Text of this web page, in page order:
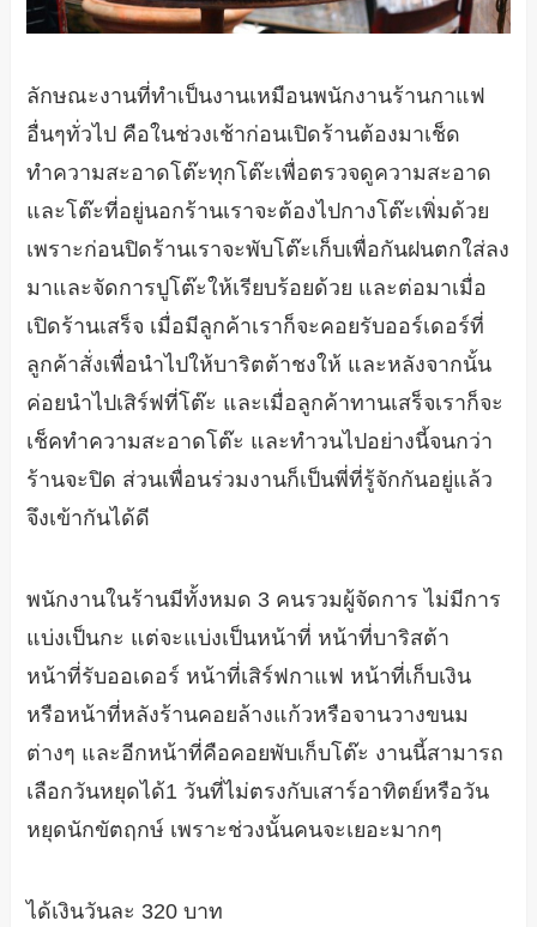
ลักษณะงานที่ทำเป็นงานเหมือนพนักงานร้านกาแฟ
อื่นๆทั่วไป คือในช่วงเช้าก่อนเปิดร้านต้องมาเช็ด
ทำความสะอาดโต๊ะทุกโต๊ะเพื่อตรวจดูความสะอาด
และโต๊ะที่อยู่นอกร้านเราจะต้องไปกางโต๊ะเพิ่มด้วย
เพราะก่อนปิดร้านเราจะพับโต๊ะเก็บเพื่อกันฝนตกใส่ลง
มาและจัดการปูโต๊ะให้เรียบร้อยด้วย และต่อมาเมื่อ
เปิดร้านเสร็จ เมื่อมีลูกค้าเราก็จะคอยรับออร์เดอร์ที่
ลูกค้าสั่งเพื่อนำไปให้บาริตต้าชงให้ และหลังจากนั้น
ค่อยนำไปเสิร์ฟที่โต๊ะ และเมื่อลูกค้าทานเสร็จเราก็จะ
เช็คทำความสะอาดโต๊ะ และทำวนไปอย่างนี้จนกว่า
ร้านจะปิด ส่วนเพื่อนร่วมงานก็เป็นพี่ที่รู้จักกันอยู่แล้ว
จึงเข้ากันได้ดี
พนักงานในร้านมีทั้งหมด 3 คนรวมผู้จัดการ ไม่มีการ
แบ่งเป็นกะ แต่จะแบ่งเป็นหน้าที่ หน้าที่บาริสต้า
หน้าที่รับออเดอร์ หน้าที่เสิร์ฟกาแฟ หน้าที่เก็บเงิน
หรือหน้าที่หลังร้านคอยล้างแก้วหรือจานวางขนม
ต่างๆ และอีกหน้าที่คือคอยพับเก็บโต๊ะ งานนี้สามารถ
เลือกวันหยุดได้1 วันที่ไม่ตรงกับเสาร์อาทิตย์หรือวัน
หยุดนักขัตฤกษ์ เพราะช่วงนั้นคนจะเยอะมากๆ
ได้เงินวันละ 320 บาท